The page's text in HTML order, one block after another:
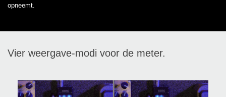
opneemt.
Vier weergave-modi voor de meter.